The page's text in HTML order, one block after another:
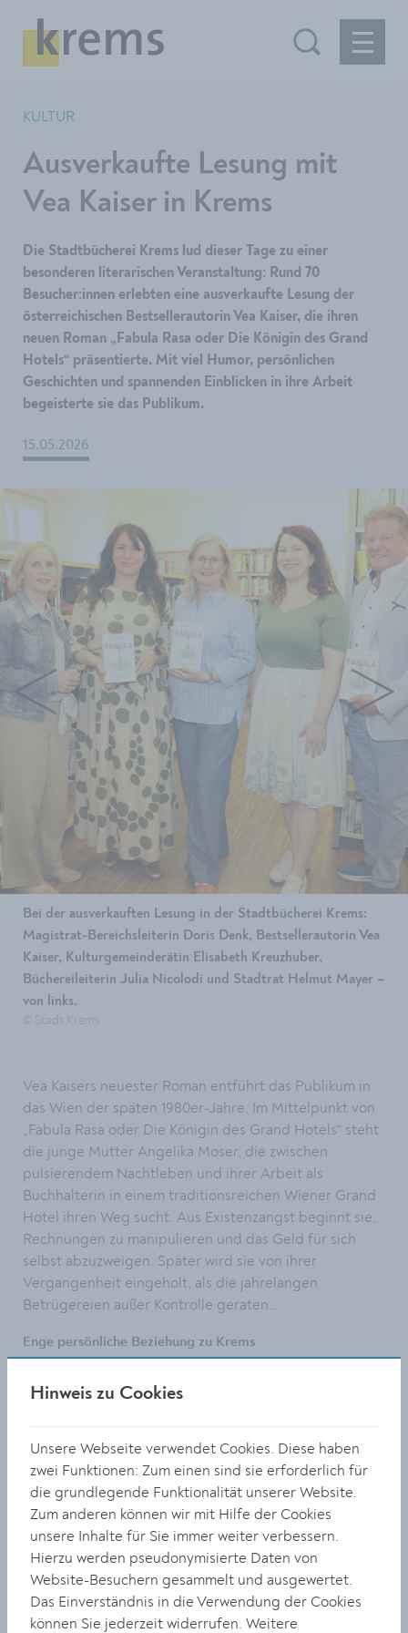
KULTUR
Ausverkaufte Lesung mit
Vea Kaiser in Krems
Die Stadtbücherei Krems lud dieser Tage zu einer
besonderen literarischen Veranstaltung: Rund 70
Besucher:innen erlebten eine ausverkaufte Lesung der
österreichischen Bestsellerautorin Vea Kaiser, die ihren
neuen Roman „Fabula Rasa oder Die Königin des Grand
Hotels“ präsentierte. Mit viel Humor, persönlichen
Geschichten und spannenden Einblicken in ihre Arbeit
begeisterte sie das Publikum.
15.05.2026
Bei der ausverkauften Lesung in der Stadtbücherei Krems:
Magistrat-Bereichsleiterin Doris Denk, Bestsellerautorin Vea
Kaiser, Kulturgemeinderätin Elisabeth Kreuzhuber,
Büchereileiterin Julia Nicolodi und Stadtrat Helmut Mayer –
von links.
Vea Kaisers neuester Roman entführt das Publikum in
das Wien der späten 1980er-Jahre. Im Mittelpunkt von
„Fabula Rasa oder Die Königin des Grand Hotels“ steht
die junge Mutter Angelika Moser, die zwischen
pulsierendem Nachtleben und ihrer Arbeit als
Buchhalterin in einem traditionsreichen Wiener Grand
Hotel ihren Weg sucht. Aus Existenzangst beginnt sie,
Rechnungen zu manipulieren und das Geld für sich
selbst abzuzweigen. Später wird sie von ihrer
Vergangenheit eingeholt, als die jahrelangen
Betrügereien außer Kontrolle geraten….
Enge persönliche Beziehung zu Krems
aufgeregt“, schließlich verbindet die Autorin eine enge
aus Krems, weitere Verwandte leben in Egelsee und
Paudorf, und auch selbst ist sie nach eigenen Worten
häufig in der Stadt zu Besuch. Besonders gerne
erinnerte sich Kaiser daran, dass ihre literarische
Laufbahn in Krems ihren Anfang nahm: Im Alter von 14
Jahren gewann sie bei einem lokalen Malwettbewerb in
der Sparte Literatur, nachdem sie zusätzlich zu ihrem
Bild auch einen Text eingereicht hatte. Dieser Erfolg
sei eine wichtige Motivation gewesen, ihren Weg als
Hinweis zu Cookies
Unsere Webseite verwendet Cookies. Diese haben
zwei Funktionen: Zum einen sind sie erforderlich für
die grundlegende Funktionalität unserer Website.
Zum anderen können wir mit Hilfe der Cookies
unsere Inhalte für Sie immer weiter verbessern.
Hierzu werden pseudonymisierte Daten von
Website-Besuchern gesammelt und ausgewertet.
Das Einverständnis in die Verwendung der Cookies
können Sie jederzeit widerrufen. Weitere